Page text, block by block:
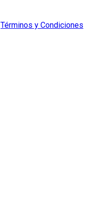
Términos y Condiciones